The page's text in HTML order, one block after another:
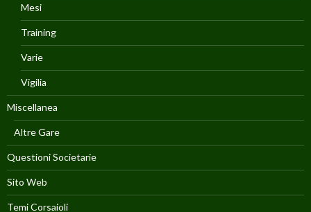
Mesi
Training
Varie
Vigilia
Miscellanea
Altre Gare
Questioni Societarie
Sito Web
Temi Corsaioli